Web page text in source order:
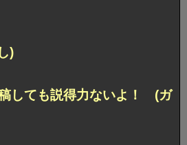
)
しても説得力ないよ！ (ガ